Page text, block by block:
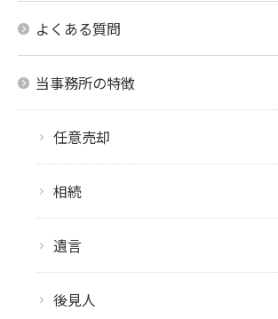
よくある質問
当事務所の特徴
任意売却
相続
遺言
後見人